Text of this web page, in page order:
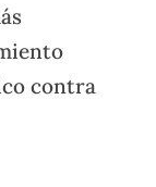
contra